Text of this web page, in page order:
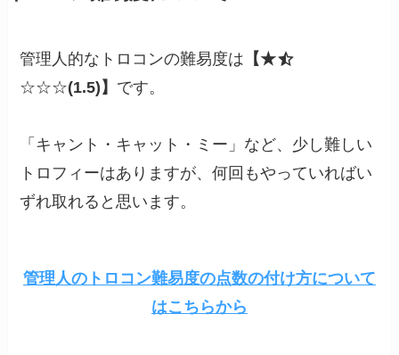
管理人的なトロコンの難易度は 【★
☆☆☆(1.5)】 です。
「キャント・キャット・ミー」など、少し難しい
トロフィーはありますが、何回もやっていればい
ずれ取れると思います。
管理人のトロコン難易度の点数の付け方について
はこちらから